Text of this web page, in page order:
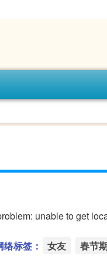
unable to get
络标签： 女友 春节